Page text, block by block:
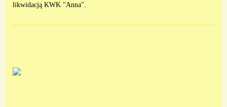
likwidacją KWK "Anna".